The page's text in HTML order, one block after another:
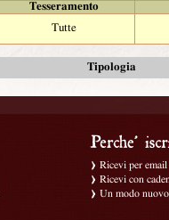
Tesseramento
Tutte
Tipologia
Ricevi per
Ricevi con
Un modo